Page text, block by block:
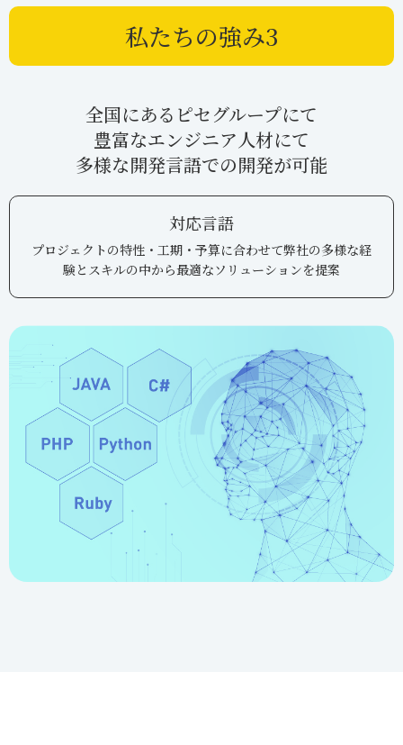
私たちの強み3
全国にあるピセグループにて
豊富なエンジニア人材にて
多様な開発言語での開発が可能
対応言語
プロジェクトの特性・工期・予算に合わせて弊社の多様な経
験とスキルの中から最適なソリューションを提案